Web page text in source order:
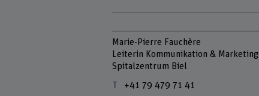
Marie-Pierre Fauchère
Leiterin Kommunikation & Marketing
Spitalzentrum Biel
+41 79 479 71 41